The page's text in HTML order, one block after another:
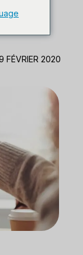
FÉVRIER 2020